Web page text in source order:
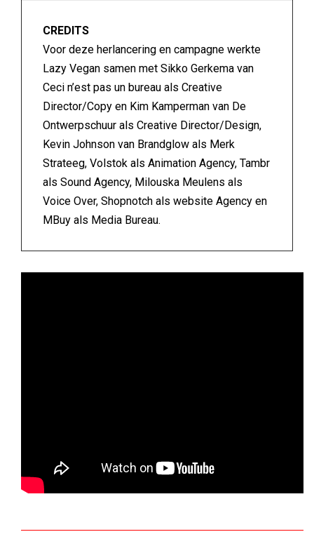
CREDITS
Voor deze herlancering en campagne werkte
Lazy Vegan samen met Sikko Gerkema van
Ceci n’est pas un bureau als Creative
Director/Copy en Kim Kamperman van De
Ontwerpschuur als Creative Director/Design,
Kevin Johnson van Brandglow als Merk
Strateeg, Volstok als Animation Agency, Tambr
als Sound Agency, Milouska Meulens als
Voice Over, Shopnotch als website Agency en
MBuy als Media Bureau.